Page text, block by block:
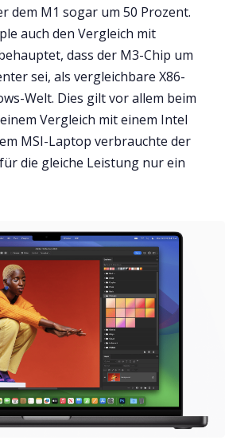
dem M1 sogar um 50 Prozent.
auch den Vergleich mit
dass der M3-Chip um
sei, als vergleichbare X86-
Welt. Dies gilt vor allem beim
Vergleich mit einem Intel
MSI-Laptop verbrauchte der
die gleiche Leistung nur ein